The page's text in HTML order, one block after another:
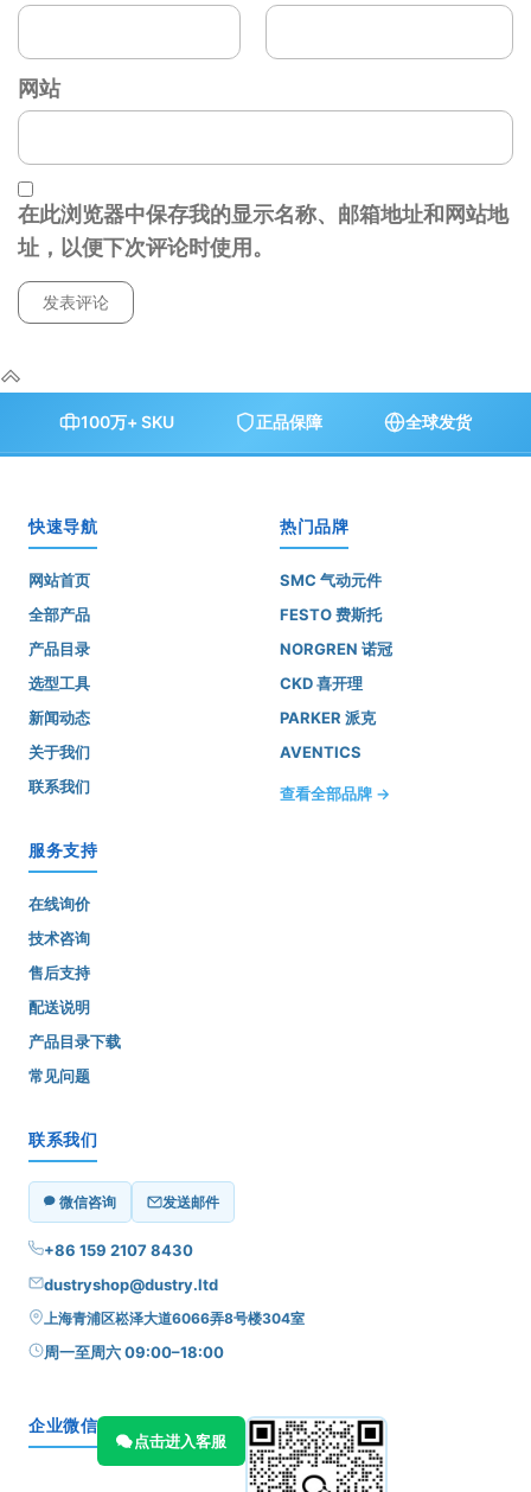
网站
在此浏览器中保存我的显示名称、邮箱地址和网站地
址，以便下次评论时使用。
100万+ SKU 正品保障 全球发货
快速导航
网站首页
全部产品
产品目录
选型工具
新闻动态
关于我们
联系我们
热门品牌
SMC 气动元件
FESTO 费斯托
NORGREN 诺冠
CKD 喜开理
PARKER 派克
AVENTICS
查看全部品牌 →
服务支持
在线询价
技术咨询
售后支持
配送说明
产品目录下载
常见问题
联系我们
微信咨询 发送邮件
+86 159 2107 8430
dustryshop@dustry.ltd
上海青浦区崧泽大道6066弄8号楼304室
周一至周六 09:00–18:00
企业微信
点击进入客服